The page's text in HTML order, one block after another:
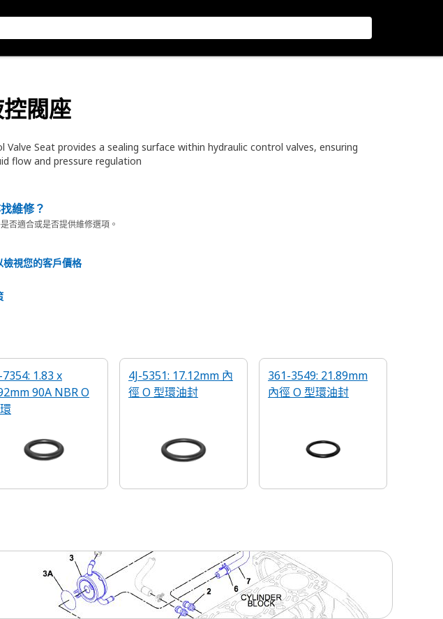
閥座
Valve Seat provides a sealing surface within hydraulic control valves, ensuring
flow and pressure regulation
維修？
否適合或是否提供維修選項。
檢視您的客戶價格
7354: 1.83 x
90A NBR O
4J-5351: 17.12mm 內
徑 O 型環油封
361-3549: 21.89mm
內徑 O 型環油封